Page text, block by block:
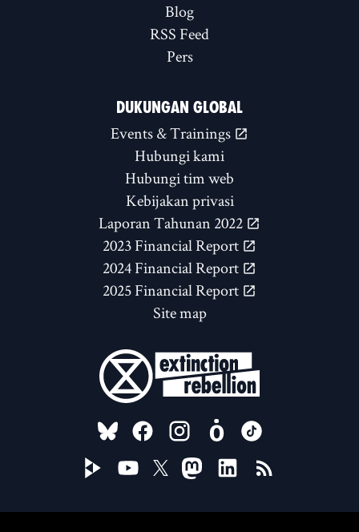
Blog
RSS Feed
Pers
DUKUNGAN GLOBAL
Events & Trainings
Hubungi kami
Hubungi tim web
Kebijakan privasi
Laporan Tahunan 2022
2023 Financial Report
2024 Financial Report
2025 Financial Report
Site map
FOLLOW US ON